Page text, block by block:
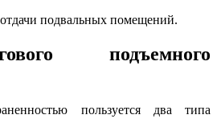
подвальных помещений.
подъемного
пользуется два типа